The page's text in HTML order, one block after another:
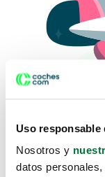
Uso responsable
Nosotros y
datos